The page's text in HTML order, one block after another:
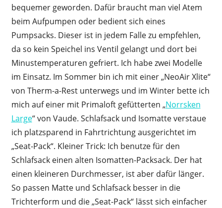
bequemer geworden. Dafür braucht man viel Atem
beim Aufpumpen oder bedient sich eines
Pumpsacks. Dieser ist in jedem Falle zu empfehlen,
da so kein Speichel ins Ventil gelangt und dort bei
Minustemperaturen gefriert. Ich habe zwei Modelle
im Einsatz. Im Sommer bin ich mit einer „NeoAir Xlite“
von Therm-a-Rest unterwegs und im Winter bette ich
mich auf einer mit Primaloft gefütterten „Norrsken
Large“ von Vaude. Schlafsack und Isomatte verstaue
ich platzsparend in Fahrtrichtung ausgerichtet im
„Seat-Pack“. Kleiner Trick: Ich benutze für den
Schlafsack einen alten Isomatten-Packsack. Der hat
einen kleineren Durchmesser, ist aber dafür länger.
So passen Matte und Schlafsack besser in die
Trichterform und die „Seat-Pack“ lässt sich einfacher